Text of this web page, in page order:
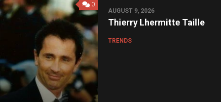
0
AUGUST 9, 2026
Thierry Lhermitte Taille
TRENDS